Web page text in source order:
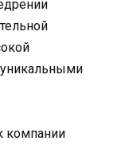
компании